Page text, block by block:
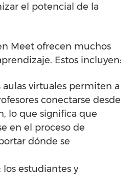
el potencial de la
Meet ofrecen muchos
Estos incluyen:
aulas virtuales permiten a
conectarse desde
lo que significa que
en el proceso de
dónde se
los estudiantes y